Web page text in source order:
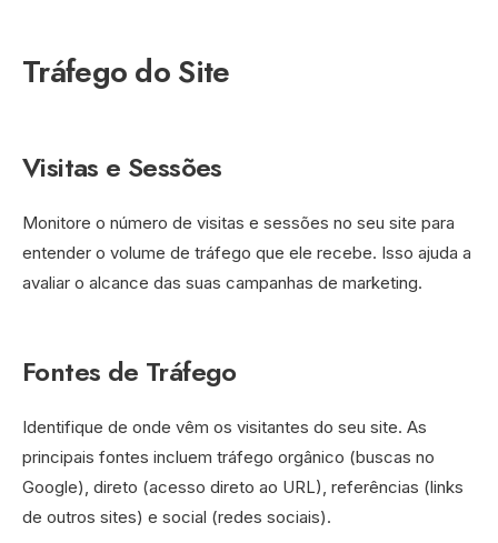
Tráfego do Site
Visitas e Sessões
Monitore o número de visitas e sessões no seu site para
entender o volume de tráfego que ele recebe. Isso ajuda a
avaliar o alcance das suas campanhas de marketing.
Fontes de Tráfego
Identifique de onde vêm os visitantes do seu site. As
principais fontes incluem tráfego orgânico (buscas no
Google), direto (acesso direto ao URL), referências (links
de outros sites) e social (redes sociais).